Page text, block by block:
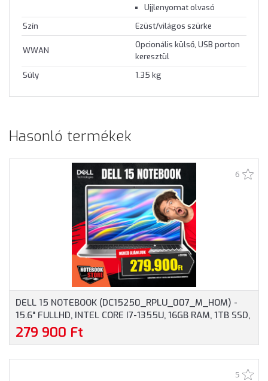
Ujjlenyomat olvasó
Szín
Ezüst/világos szürke
WWAN
Opcionális külső, USB porton
keresztül
Súly
1.35 kg
Hasonló termékek
6
DELL 15 NOTEBOOK (DC15250_RPLU_007_M_HOM) -
15.6" FULLHD, INTEL CORE I7-1355U, 16GB RAM, 1TB SSD,
MAGYAR BILLENTYŰZET, WINDOWS 11 HOME, 3 ÉV
GARANCIA, EZÜST SZÍNBEN
279 900 Ft
5